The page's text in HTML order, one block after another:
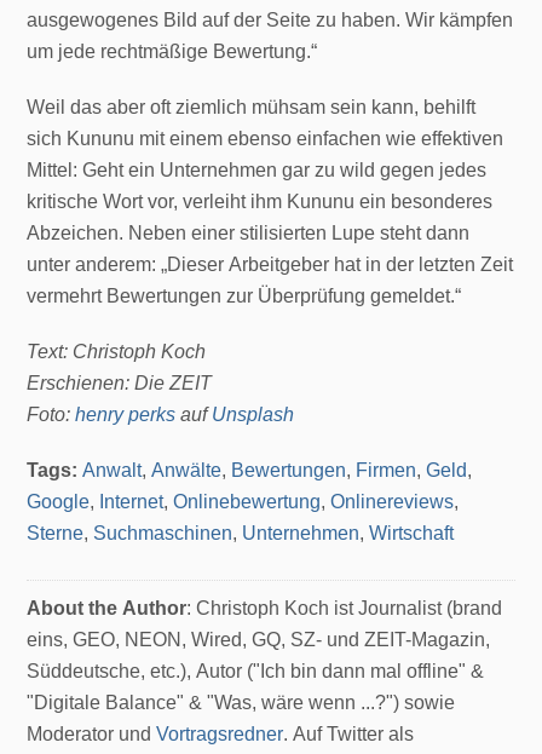
ausgewogenes Bild auf der Seite zu haben. Wir kämpfen
um jede rechtmäßige Bewertung.“
Weil das aber oft ziemlich mühsam sein kann, behilft
sich Kununu mit einem ebenso einfachen wie effektiven
Mittel: Geht ein Unternehmen gar zu wild gegen jedes
kritische Wort vor, verleiht ihm Kununu ein besonderes
Abzeichen. Neben einer stilisierten Lupe steht dann
unter anderem: „Dieser Arbeitgeber hat in der letzten Zeit
vermehrt Bewertungen zur Überprüfung gemeldet.“
Text: Christoph Koch
Erschienen: Die ZEIT
Foto:henry perks aufUnsplash
Tags:Anwalt,Anwälte, Bewertungen, Firmen,Geld,
Google, Internet,Onlinebewertung,Onlinereviews,
Sterne, Suchmaschinen, Unternehmen,Wirtschaft
About the Author: Christoph Koch ist Journalist (brand
eins, GEO, NEON, Wired, GQ, SZ- und ZEIT-Magazin,
Süddeutsche, etc.), Autor ("Ich bin dann mal offline" &
"Digitale Balance" & "Was, wäre wenn ...?") sowie
Moderator undVortragsredner. Auf Twitter als